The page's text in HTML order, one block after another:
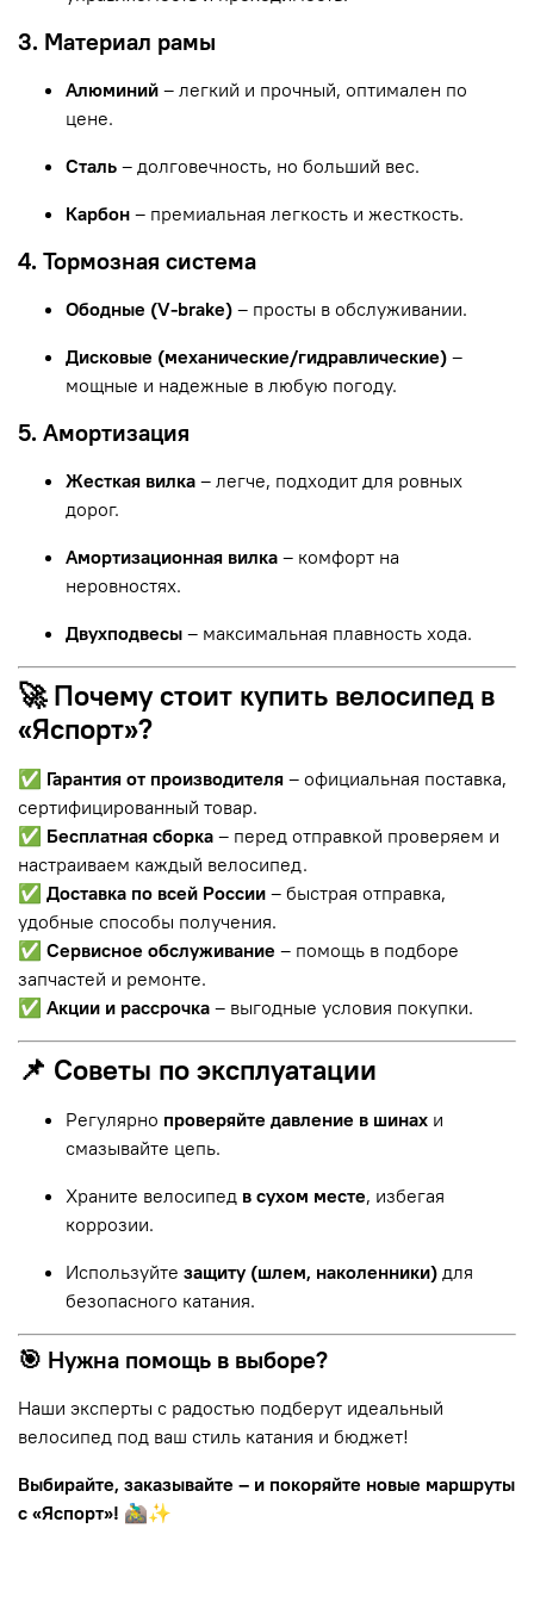
3. Материал рамы
Алюминий – легкий и прочный, оптимален по
цене.
Сталь – долговечность, но больший вес.
Карбон – премиальная легкость и жесткость.
4. Тормозная система
Ободные (V-brake) – просты в обслуживании.
Дисковые (механические/гидравлические) –
мощные и надежные в любую погоду.
5. Амортизация
Жесткая вилка – легче, подходит для ровных
дорог.
Амортизационная вилка – комфорт на
неровностях.
Двухподвесы – максимальная плавность хода.
🚀 Почему стоит купить велосипед в
«Яспорт»?
✅ Гарантия от производителя – официальная поставка,
сертифицированный товар.
✅ Бесплатная сборка – перед отправкой проверяем и
настраиваем каждый велосипед.
✅ Доставка по всей России – быстрая отправка,
удобные способы получения.
✅ Сервисное обслуживание – помощь в подборе
запчастей и ремонте.
✅ Акции и рассрочка – выгодные условия покупки.
📌 Советы по эксплуатации
Регулярно проверяйте давление в шинах и
смазывайте цепь.
Храните велосипед в сухом месте, избегая
коррозии.
Используйте защиту (шлем, наколенники) для
безопасного катания.
🎯 Нужна помощь в выборе?
Наши эксперты с радостью подберут идеальный
велосипед под ваш стиль катания и бюджет!
Выбирайте, заказывайте – и покоряйте новые маршруты
с «Яспорт»! 🚵‍♂️✨